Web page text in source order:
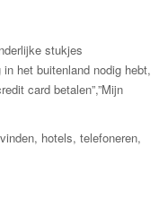
stukjes
het buitenland nodig hebt,
card betalen”,”Mijn
hotels, telefoneren,